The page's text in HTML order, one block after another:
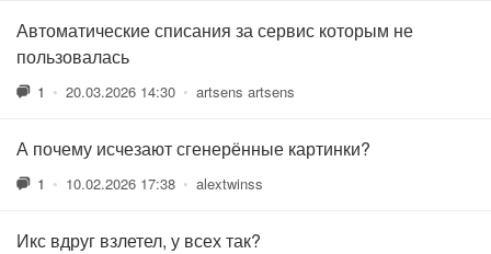
Автоматические списания за сервис которым не
пользовалась
1 • 20.03.2026 14:30 • artsens artsens
А почему исчезают сгенерённые картинки?
1 • 10.02.2026 17:38 • alextwinss
Икс вдруг взлетел, у всех так?